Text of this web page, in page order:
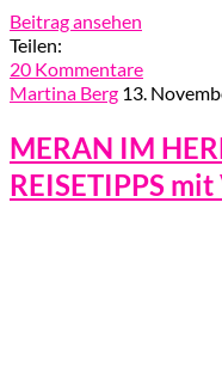
Beitrag ansehen
Teilen:
20 Kommentare
Martina Berg 13.
MERAN IM
REISETIPPS